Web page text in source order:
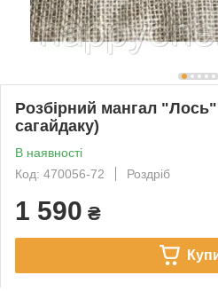
Розбірний мангал
сагайдаку)
В наявності
Код: 470056-72
Роздріб
1 590 ₴